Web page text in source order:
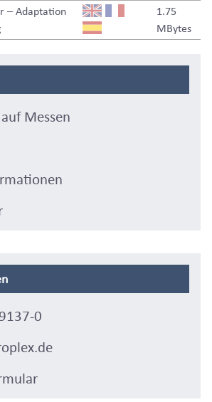
– Adaptation
1.75
MBytes
Messen
0